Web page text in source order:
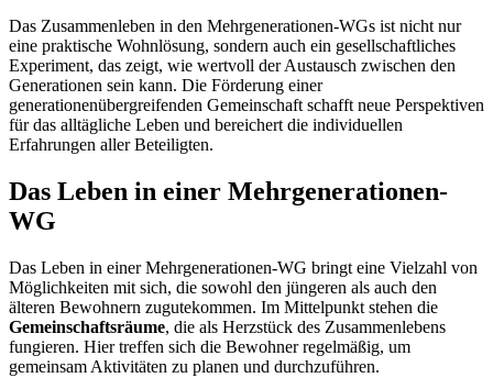
Das Zusammenleben in den Mehrgenerationen-WGs ist nicht nur
eine praktische Wohnlösung, sondern auch ein gesellschaftliches
Experiment, das zeigt, wie wertvoll der Austausch zwischen den
Generationen sein kann. Die Förderung einer
generationenübergreifenden Gemeinschaft schafft neue Perspektiven
für das alltägliche Leben und bereichert die individuellen
Erfahrungen aller Beteiligten.
Das Leben in einer Mehrgenerationen-
WG
Das Leben in einer Mehrgenerationen-WG bringt eine Vielzahl von
Möglichkeiten mit sich, die sowohl den jüngeren als auch den
älteren Bewohnern zugutekommen. Im Mittelpunkt stehen die
Gemeinschaftsräume, die als Herzstück des Zusammenlebens
fungieren. Hier treffen sich die Bewohner regelmäßig, um
gemeinsam Aktivitäten zu planen und durchzuführen.